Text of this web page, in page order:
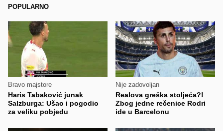
POPULARNO
Bravo majstore
Haris Tabaković junak
Salzburga: Ušao i pogodio
za veliku pobjedu
Nije zadovoljan
Realova greška stoljeća?!
Zbog jedne rečenice Rodri
ide u Barcelonu